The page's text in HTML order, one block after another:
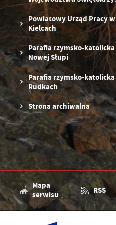
Powiatowy Urząd Pracy w
Kielcach
Parafia rzymsko-
Nowej Słupi
Parafia rzymsko-
Rudkach
Strona archiwalna
Mapa
serwisu
RSS